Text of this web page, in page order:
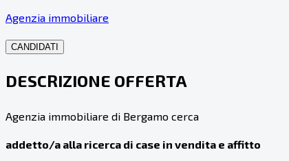
Agenzia immobiliare
CANDIDATI
DESCRIZIONE OFFERTA
Agenzia immobiliare di Bergamo cerca
addetto/a alla ricerca di case in vendita e affitto